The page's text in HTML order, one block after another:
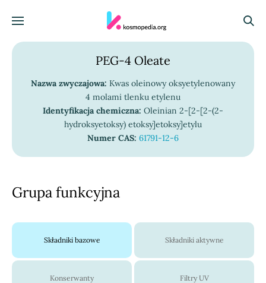
Menu
PEG-4 Oleate
Nazwa zwyczajowa: Kwas oleinowy oksyetylenowany
4 molami tlenku etylenu
Identyfikacja chemiczna: Oleinian 2-[2-[2-(2-
hydroksyetoksy) etoksy]etoksy]etylu
Numer CAS: 61791-12-6
Grupa funkcyjna
Składniki bazowe Składniki aktywne
Konserwanty Filtry UV